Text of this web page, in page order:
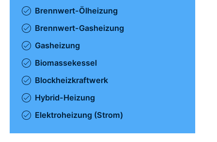
Brennwert-Ölheizung
Brennwert-Gasheizung
Gasheizung
Biomassekessel
Blockheizkraftwerk
Hybrid-Heizung
Elektroheizung (Strom)